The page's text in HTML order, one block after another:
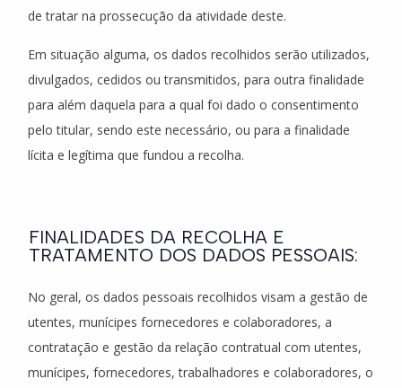
de tratar na prossecução da atividade deste.
Em situação alguma, os dados recolhidos serão utilizados,
divulgados, cedidos ou transmitidos, para outra finalidade
para além daquela para a qual foi dado o consentimento
pelo titular, sendo este necessário, ou para a finalidade
lícita e legítima que fundou a recolha.
FINALIDADES DA RECOLHA E
TRATAMENTO DOS DADOS PESSOAIS:
No geral, os dados pessoais recolhidos visam a gestão de
utentes, munícipes fornecedores e colaboradores, a
contratação e gestão da relação contratual com utentes,
munícipes, fornecedores, trabalhadores e colaboradores, o